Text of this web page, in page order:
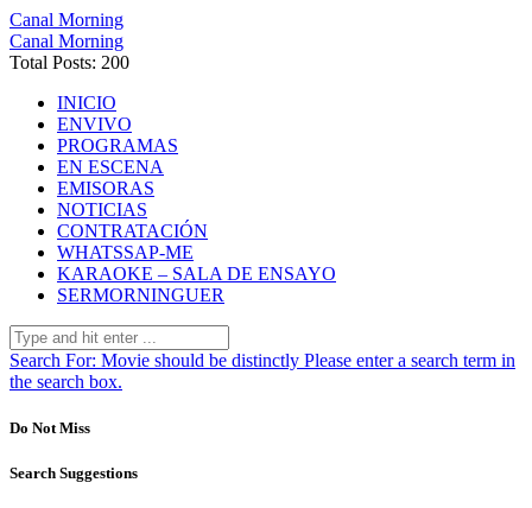
Canal Morning
Canal Morning
Total Posts: 200
INICIO
ENVIVO
PROGRAMAS
EN ESCENA
EMISORAS
NOTICIAS
CONTRATACIÓN
WHATSSAP-ME
KARAOKE – SALA DE ENSAYO
SERMORNINGUER
Search For: Movie should be distinctly Please enter a search term in
the search box.
Do Not Miss
Search Suggestions